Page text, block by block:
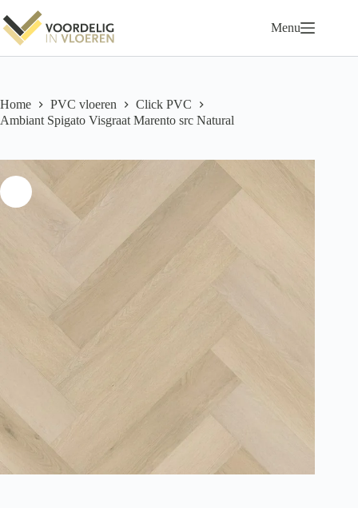
naar
de
inhoud
Menu
Home PVC vloeren
Click PVC
Ambiant Spigato Visgraat Marento src Natural